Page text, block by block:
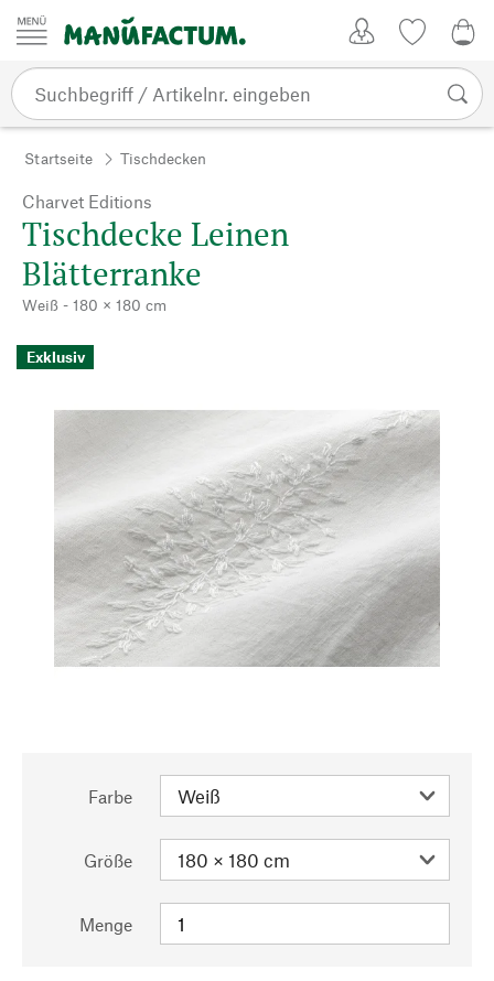
Zum Inhalt springen
Startseite Tischdecken
Charvet Editions
Tischdecke Leinen
Blätterranke
Weiß - 180 × 180 cm
Exklusiv
Farbe
Größe
Menge